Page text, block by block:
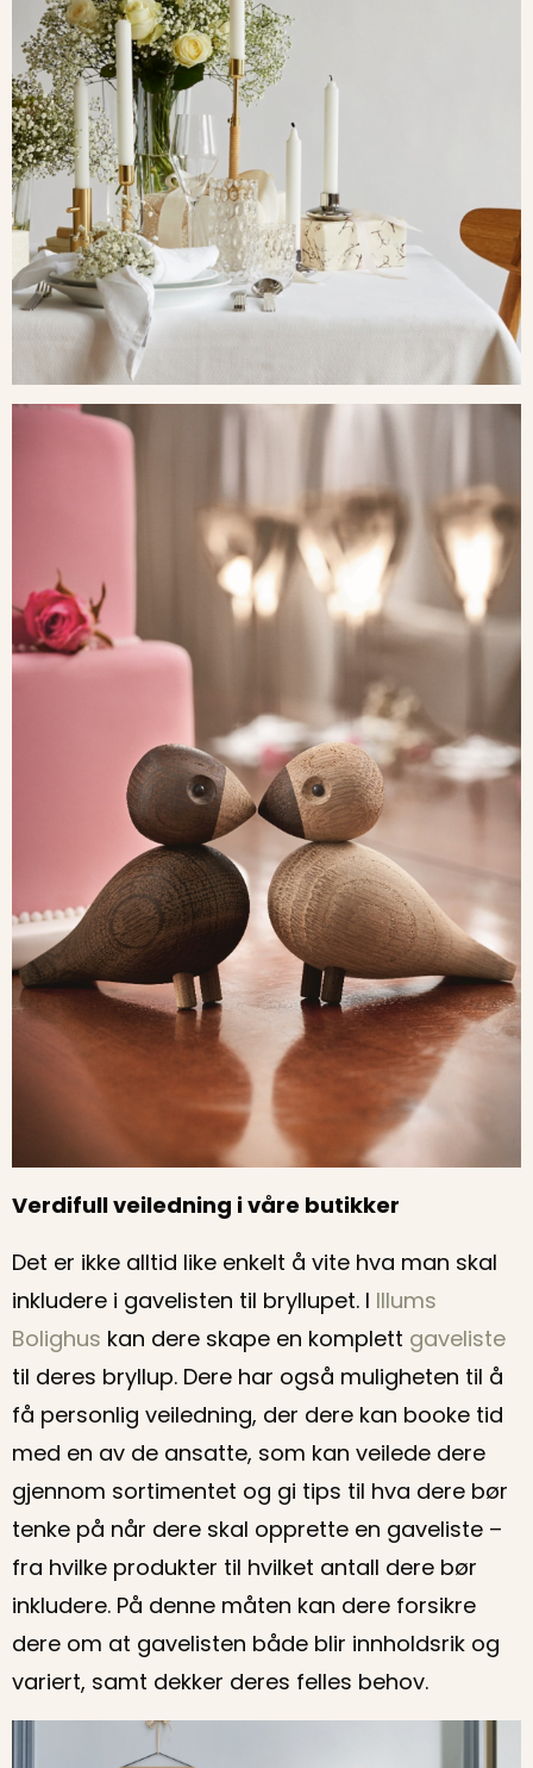
Verdifull veiledning i våre butikker
Det er ikke alltid like enkelt å vite hva man skal
inkludere i gavelisten til bryllupet. I Illums
Bolighus kan dere skape en komplett gaveliste
til deres bryllup. Dere har også muligheten til å
få personlig veiledning, der dere kan booke tid
med en av de ansatte, som kan veilede dere
gjennom sortimentet og gi tips til hva dere bør
tenke på når dere skal opprette en gaveliste –
fra hvilke produkter til hvilket antall dere bør
inkludere. På denne måten kan dere forsikre
dere om at gavelisten både blir innholdsrik og
variert, samt dekker deres felles behov.